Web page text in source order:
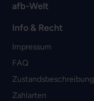
afb-Welt
Info & Recht
Impressum
FAQ
Zustandsbeschreibung
Zahlarten